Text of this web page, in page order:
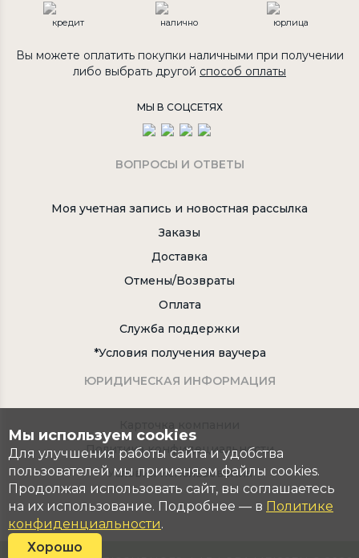
кредит налично юрлица
Вы можете оплатить покупки наличными при получении
либо выбрать другой способ оплаты
МЫ В СОЦСЕТЯХ
ВОПРОСЫ И ОТВЕТЫ
Моя учетная запись и новостная рассылка
Заказы
Доставка
Отмены/Возвраты
Оплата
Служба поддержки
*Условия получения ваучера
ЮРИДИЧЕСКАЯ ИНФОРМАЦИЯ
Политика конфидециальности
Условия использования
Мы используем cookies
Для улучшения работы сайта и удобства
пользователей мы применяем файлы cookies.
Продолжая использовать сайт, вы соглашаетесь
на их использование. Подробнее — в Политике
конфиденциальности.
Хорошо